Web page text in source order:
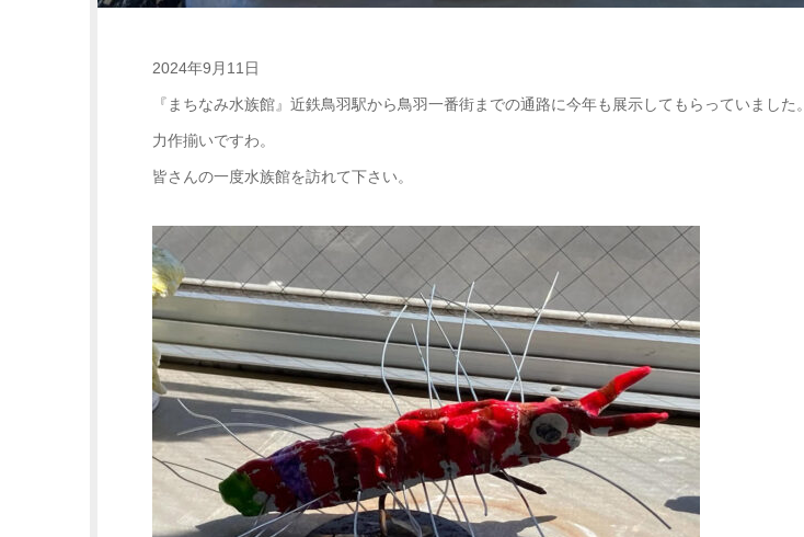
2024年9月11日
『まちなみ水族館』近鉄鳥羽駅から鳥羽一番街までの通路に今年も展示してもらっていました。
力作揃いですわ。
皆さんの一度水族館を訪れて下さい。